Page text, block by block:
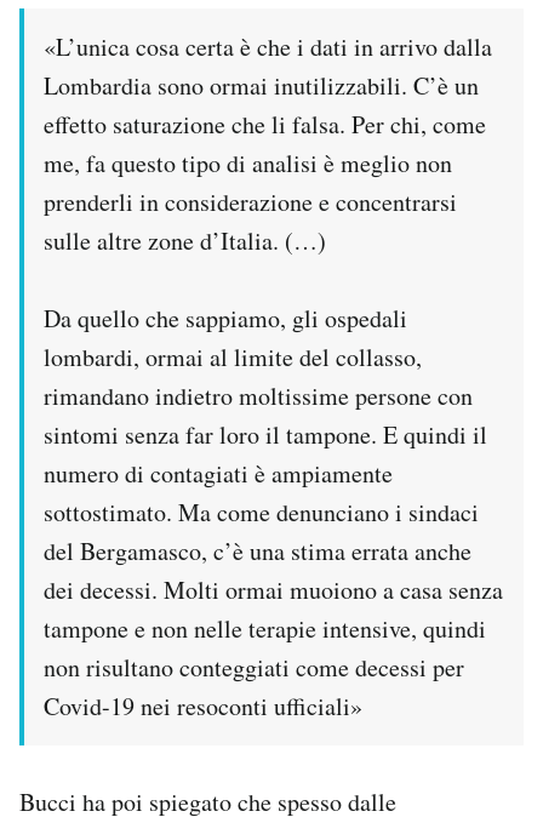
«L’unica cosa certa è che i dati in arrivo dalla
Lombardia sono ormai inutilizzabili. C’è un
effetto saturazione che li falsa. Per chi, come
me, fa questo tipo di analisi è meglio non
prenderli in considerazione e concentrarsi
sulle altre zone d’Italia. (…)
Da quello che sappiamo, gli ospedali
lombardi, ormai al limite del collasso,
rimandano indietro moltissime persone con
sintomi senza far loro il tampone. E quindi il
numero di contagiati è ampiamente
sottostimato. Ma come denunciano i sindaci
del Bergamasco, c’è una stima errata anche
dei decessi. Molti ormai muoiono a casa senza
tampone e non nelle terapie intensive, quindi
non risultano conteggiati come decessi per
Covid-19 nei resoconti ufficiali»
Bucci ha poi spiegato che spesso dalle